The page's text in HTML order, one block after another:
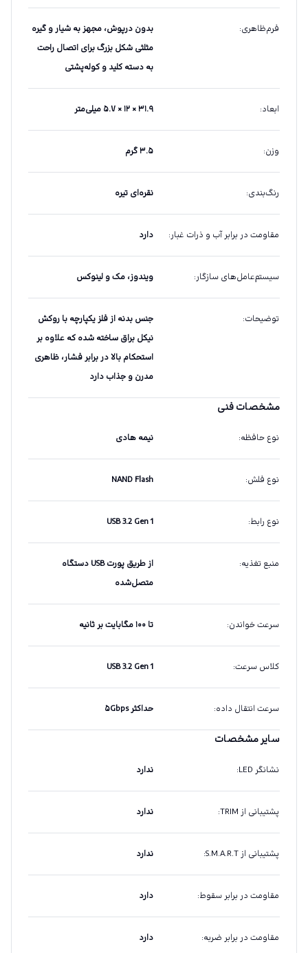
فرم‌ظاهری:
بدون درپوش، مجهز به شیار و گیره
مثلثی شکل بزرگ برای اتصال راحت
به دسته کلید و کوله‌پشتی
ابعاد: ۳۱.۹ × ۱۲ × ۵.۷ میلی‌متر
وزن: ۳.۵ گرم
رنگ‌بندی: نقره‌ای تیره
مقاومت در برابر آب و ذرات غبار: دارد
سیستم‌عامل‌های سازگار: ویندوز، مک و لینوکس
توضیحات:
جنس بدنه از فلز یکپارچه با روکش
نیکل براق ساخته شده که علاوه بر
استحکام بالا در برابر فشار، ظاهری
مدرن و جذاب دارد
مشخصات فنی
نوع حافظه: نیمه هادی
نوع فلش:
NAND Flash
نوع رابط:
USB 3.2 Gen 1
منبع تغذیه:
از طریق پورت USB دستگاه
متصل‌شده
سرعت خواندن: تا ۱۰۰ مگابایت بر ثانیه
کلاس سرعت:
USB 3.2 Gen 1
سرعت انتقال داده: حداکثر ۵Gbps
سایر مشخصات
نشانگر LED : ندارد
پشتیبانی از TRIM : ندارد
پشتیبانی از S.M.A.R.T : ندارد
مقاومت در برابر سقوط: دارد
مقاومت در برابر ضربه: دارد